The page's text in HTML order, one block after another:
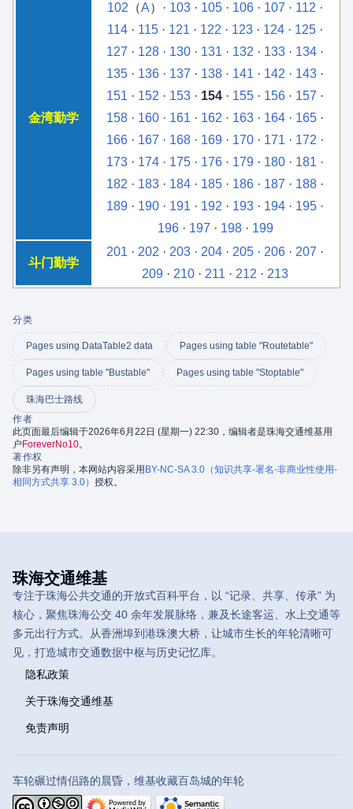
金湾勤学
102 （A）· 103 · 105 · 106 · 107 · 112 ·
114 · 115 · 121 · 122 · 123 · 124 · 125 ·
127 · 128 · 130 · 131 · 132 · 133 · 134 ·
135 · 136 · 137 · 138 · 141 · 142 · 143 ·
151 · 152 · 153 · 154 · 155 · 156 · 157 ·
158 · 160 · 161 · 162 · 163 · 164 · 165 ·
166 · 167 · 168 · 169 · 170 · 171 · 172 ·
173 · 174 · 175 · 176 · 179 · 180 · 181 ·
182 · 183 · 184 · 185 · 186 · 187 · 188 ·
189 · 190 · 191 · 192 · 193 · 194 · 195 ·
196· 197 · 198· 199
斗门勤学
201 · 202 · 203 · 204 · 205 · 206 · 207 ·
209 · 210 · 211 · 212 · 213
分类
Pages using DataTable2 data Pages using table "Routetable"
Pages using table "Bustable" Pages using table "Stoptable"
珠海巴士路线
作者
此页面最后编辑于2026年6月22日 (星期一) 22:30，编辑者是珠海交通维基用
户 ForeverNo10。
著作权
除非另有声明，本网站内容采用 BY-NC-SA 3.0（知识共享-署名-非商业性使用-
相同方式共享 3.0） 授权。
珠海交通维基
专注于珠海公共交通的开放式百科平台，以 “记录、共享、传承” 为
核心，聚焦珠海公交 40 余年发展脉络，兼及长途客运、水上交通等
多元出行方式。从香洲埠到港珠澳大桥，让城市生长的年轮清晰可
见，打造城市交通数据中枢与历史记忆库。
隐私政策
关于珠海交通维基
免责声明
车轮碾过情侣路的晨昏，维基收藏百岛城的年轮